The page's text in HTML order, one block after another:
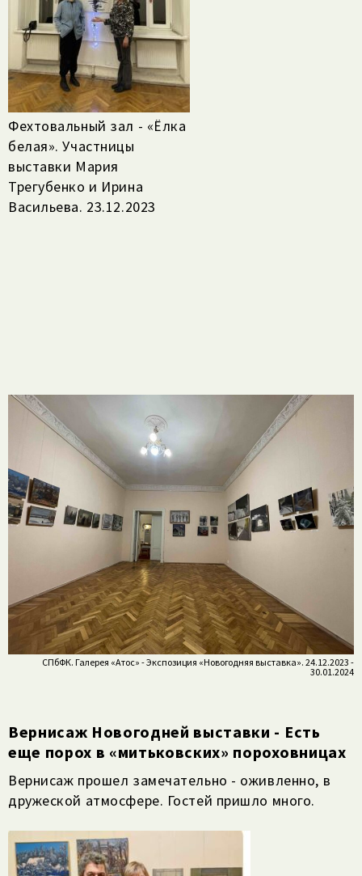
Фехтовальный зал - «Ёлка
белая». Участницы
выставки Мария
Трегубенко и Ирина
Васильева. 23.12.2023
СПбФК. Галерея «Атос» - Экспозиция «Новогодняя выставка». 24.12.2023 -
30.01.2024
Вернисаж Новогодней выставки - Есть
еще порох в «митьковских» пороховницах
Вернисаж прошел замечательно - оживленно, в
дружеской атмосфере. Гостей пришло много.